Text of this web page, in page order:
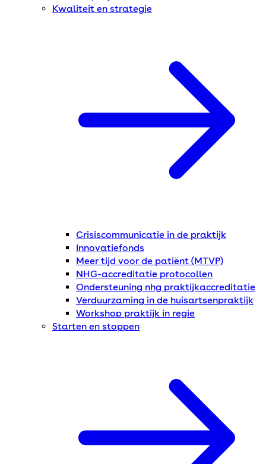
Kwaliteit en strategie
Crisiscommunicatie in de praktijk
Innovatiefonds
Meer tijd voor de patiënt (MTVP)
NHG-accreditatie protocollen
Ondersteuning nhg praktijkaccreditatie
Verduurzaming in de huisartsenpraktijk
Workshop praktijk in regie
Starten en stoppen